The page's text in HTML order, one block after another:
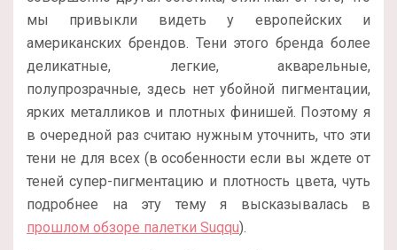
мы привыкли видеть у европейских и
американских брендов. Тени этого бренда более
деликатные, легкие, акварельные,
полупрозрачные, здесь нет убойной пигментации,
ярких металликов и плотных финишей. Поэтому я
в очередной раз считаю нужным уточнить, что эти
тени не для всех (в особенности если вы ждете от
теней супер-пигментацию и плотность цвета, чуть
подробнее на эту тему я высказывалась в
прошлом обзоре палетки Suqqu).